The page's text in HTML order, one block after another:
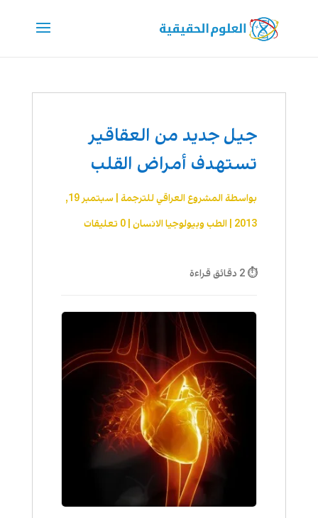
جيل جديد من العقاقير
تستهدف أمراض القلب
بواسطةالمشروع العراقي للترجمة|
سبتمبر 19,
2013 الطب وبيولوجيا الانسان| 0 تعليقات
⏱ 2 دقائق قراءة